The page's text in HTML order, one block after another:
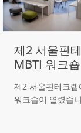
제2 서울핀
MBTI 워크숍
제2 서울핀테크
워크숍이 열렸습